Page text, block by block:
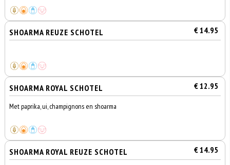
SHOARMA REUZE SCHOTEL € 14.95
SHOARMA ROYAL SCHOTEL € 12.95
Met paprika, ui, champignons en shoarma
SHOARMA ROYAL REUZE SCHOTEL € 14.95